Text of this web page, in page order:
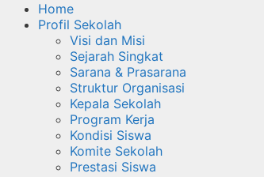
Home
Profil Sekolah
Visi dan Misi
Sejarah Singkat
Sarana & Prasarana
Struktur Organisasi
Kepala Sekolah
Program Kerja
Kondisi Siswa
Komite Sekolah
Prestasi Siswa